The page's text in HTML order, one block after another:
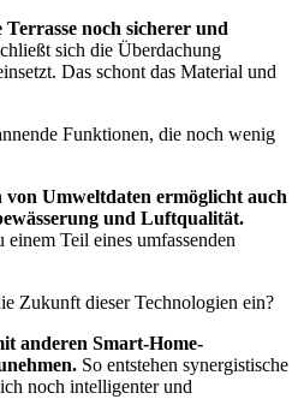
noch sicherer und
sich die Überdachung
Das schont das Material und
Funktionen, die noch wenig
Umweltdaten ermöglicht auch
und Luftqualität.
einem Teil eines umfassenden
Zukunft dieser Technologien ein?
anderen Smart-Home-
So entstehen synergistische
noch intelligenter und